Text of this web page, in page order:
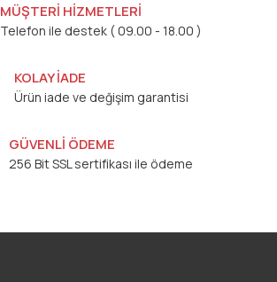
MÜŞTERİ HİZMETLERİ
Telefon ile destek ( 09.00 - 18.00 )
KOLAY İADE
Ürün iade ve değişim garantisi
GÜVENLİ ÖDEME
256 Bit SSL sertifikası ile ödeme